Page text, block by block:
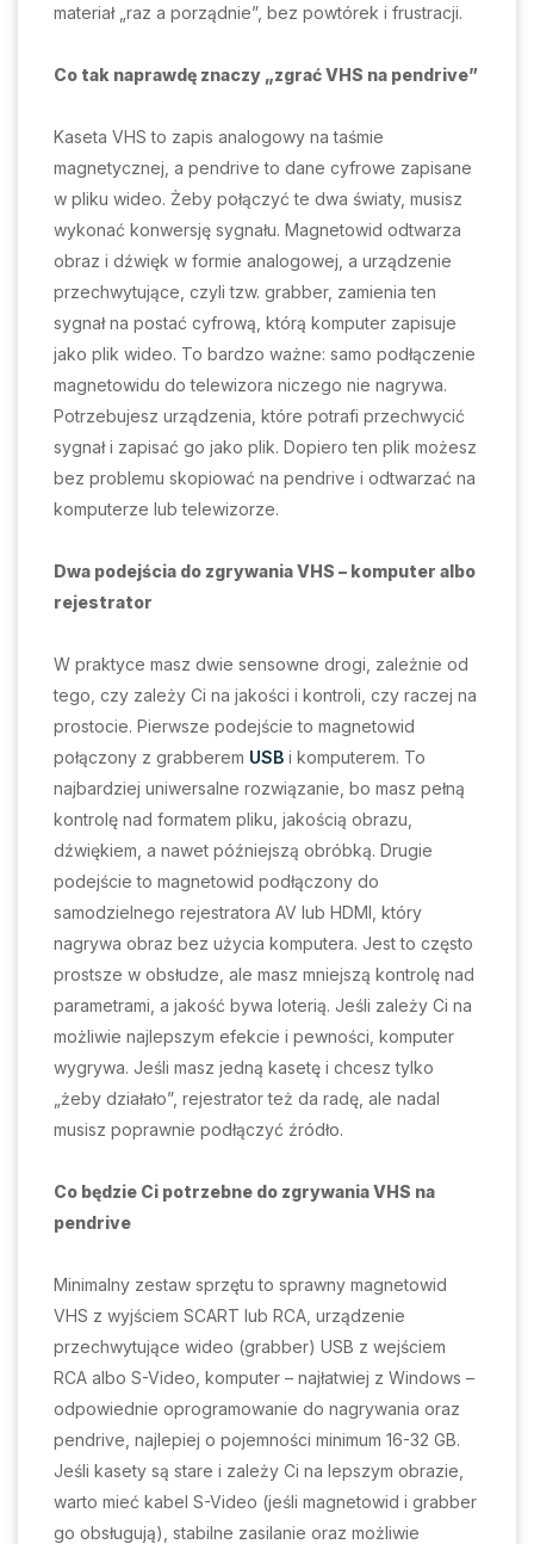
materiał „raz a porządnie”, bez powtórek i frustracji.
Co tak naprawdę znaczy „zgrać VHS na pendrive”
Kaseta VHS to zapis analogowy na taśmie
magnetycznej, a pendrive to dane cyfrowe zapisane
w pliku wideo. Żeby połączyć te dwa światy, musisz
wykonać konwersję sygnału. Magnetowid odtwarza
obraz i dźwięk w formie analogowej, a urządzenie
przechwytujące, czyli tzw. grabber, zamienia ten
sygnał na postać cyfrową, którą komputer zapisuje
jako plik wideo. To bardzo ważne: samo podłączenie
magnetowidu do telewizora niczego nie nagrywa.
Potrzebujesz urządzenia, które potrafi przechwycić
sygnał i zapisać go jako plik. Dopiero ten plik możesz
bez problemu skopiować na pendrive i odtwarzać na
komputerze lub telewizorze.
Dwa podejścia do zgrywania VHS – komputer albo
rejestrator
W praktyce masz dwie sensowne drogi, zależnie od
tego, czy zależy Ci na jakości i kontroli, czy raczej na
prostocie. Pierwsze podejście to magnetowid
połączony z grabberem USB i komputerem. To
najbardziej uniwersalne rozwiązanie, bo masz pełną
kontrolę nad formatem pliku, jakością obrazu,
dźwiękiem, a nawet późniejszą obróbką. Drugie
podejście to magnetowid podłączony do
samodzielnego rejestratora AV lub HDMI, który
nagrywa obraz bez użycia komputera. Jest to często
prostsze w obsłudze, ale masz mniejszą kontrolę nad
parametrami, a jakość bywa loterią. Jeśli zależy Ci na
możliwie najlepszym efekcie i pewności, komputer
wygrywa. Jeśli masz jedną kasetę i chcesz tylko
„żeby działało”, rejestrator też da radę, ale nadal
musisz poprawnie podłączyć źródło.
Co będzie Ci potrzebne do zgrywania VHS na
pendrive
Minimalny zestaw sprzętu to sprawny magnetowid
VHS z wyjściem SCART lub RCA, urządzenie
przechwytujące wideo (grabber) USB z wejściem
RCA albo S-Video, komputer – najłatwiej z Windows –
odpowiednie oprogramowanie do nagrywania oraz
pendrive, najlepiej o pojemności minimum 16-32 GB.
Jeśli kasety są stare i zależy Ci na lepszym obrazie,
warto mieć kabel S-Video (jeśli magnetowid i grabber
go obsługują), stabilne zasilanie oraz możliwie